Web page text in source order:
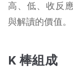
高、低、收反
與解讀的價值。
K 棒組成